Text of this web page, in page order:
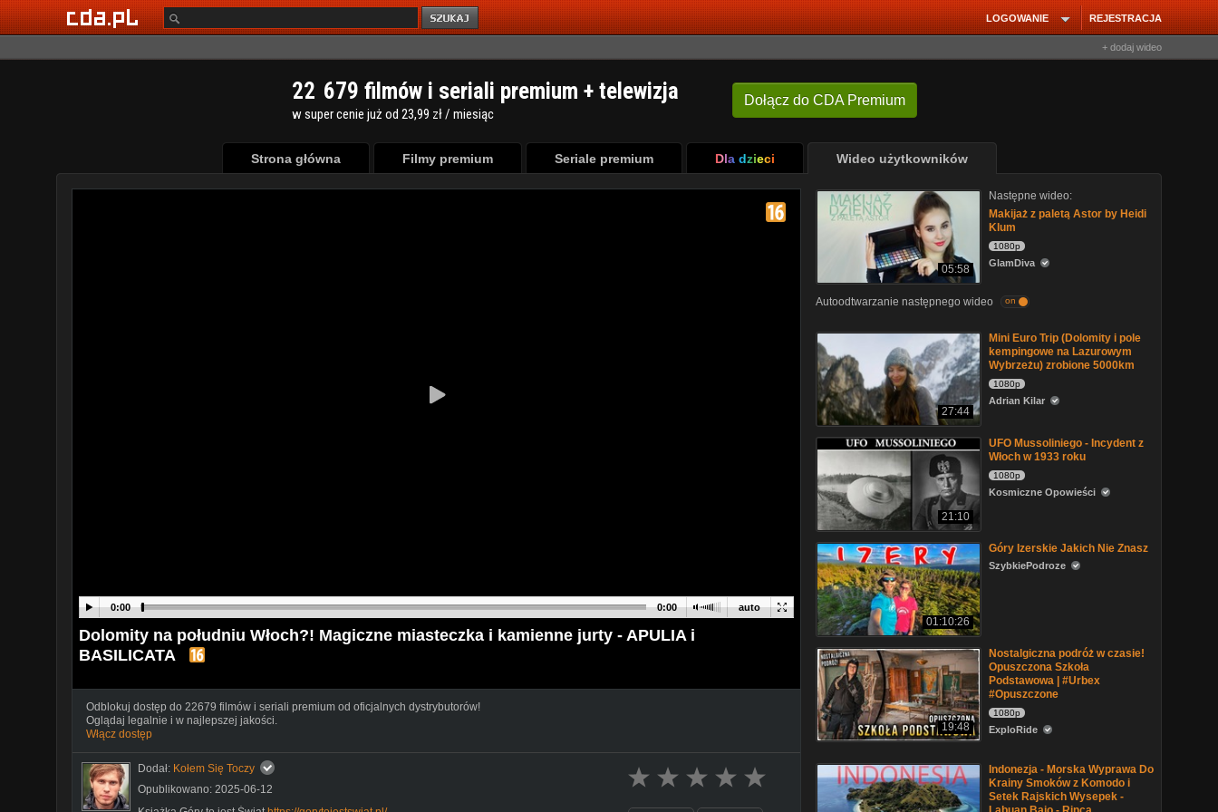
REJESTRACJA
LOGOWANIE
+ dodaj wideo
Dołącz do CDA Premium
22 679 filmów i seriali premium + telewizja
w super cenie już od 23,99 zł / miesiąc
Strona główna Filmy premium Seriale premium Dla dzieci Wideo użytkowników
auto
0:00 0:00
Dolomity na południu Włoch?! Magiczne miasteczka i kamienne jurty - APULIA i
BASILICATA
Odblokuj dostęp do 22679 filmów i seriali premium od oficjalnych dystrybutorów!
Oglądaj legalnie i w najlepszej jakości.
Włącz dostęp
Dodał: Kołem Się Toczy
Opublikowano: 2025-06-12
05:58
Następne wideo:
Makijaż z paletą Astor by Heidi
Klum
1080p
GlamDiva
Autoodtwarzanie następnego wideo on
27:44
Mini Euro Trip (Dolomity i pole
kempingowe na Lazurowym
Wybrzeżu) zrobione 5000km
1080p
Adrian Kilar
21:10
UFO Mussoliniego - Incydent z
Włoch w 1933 roku
1080p
Kosmiczne Opowieści
01:10:26
Góry Izerskie Jakich Nie Znasz
SzybkiePodroze
19:48
Nostalgiczna podróż w czasie!
Opuszczona Szkoła
Podstawowa | #Urbex
#Opuszczone
1080p
ExploRide
Indonezja - Morska Wyprawa Do
Krainy Smoków z Komodo i
Setek Rajskich Wysepek -